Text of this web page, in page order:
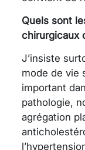
Quels sont
chirurgicaux
J’insiste
mode de vie
important
pathologie,
agrégation